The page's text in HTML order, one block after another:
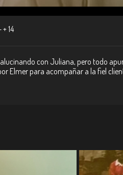
14
con Juliana, pero todo
Elmer para acompañar a la fiel